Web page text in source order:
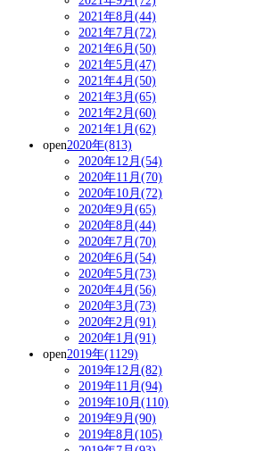
2021年8月(44)
2021年7月(72)
2021年6月(50)
2021年5月(47)
2021年4月(50)
2021年3月(65)
2021年2月(60)
2021年1月(62)
open2020年(813)
2020年12月(54)
2020年11月(70)
2020年10月(72)
2020年9月(65)
2020年8月(44)
2020年7月(70)
2020年6月(54)
2020年5月(73)
2020年4月(56)
2020年3月(73)
2020年2月(91)
2020年1月(91)
open2019年(1129)
2019年12月(82)
2019年11月(94)
2019年10月(110)
2019年9月(90)
2019年8月(105)